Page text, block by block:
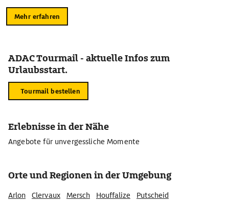
Mehr erfahren
ADAC Tourmail - aktuelle Infos zum
Urlaubsstart.
Tourmail bestellen
Erlebnisse in der Nähe
Angebote für unvergessliche Momente
Orte und Regionen in der Umgebung
Arlon Clervaux Mersch Houffalize Putscheid